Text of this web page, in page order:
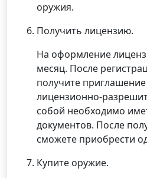
оружия.
Получить лицензию.
На оформление
месяц. После
получите приглашение
лицензионно-
собой необходимо
документов. После
сможете приобрести
Купите оружие.